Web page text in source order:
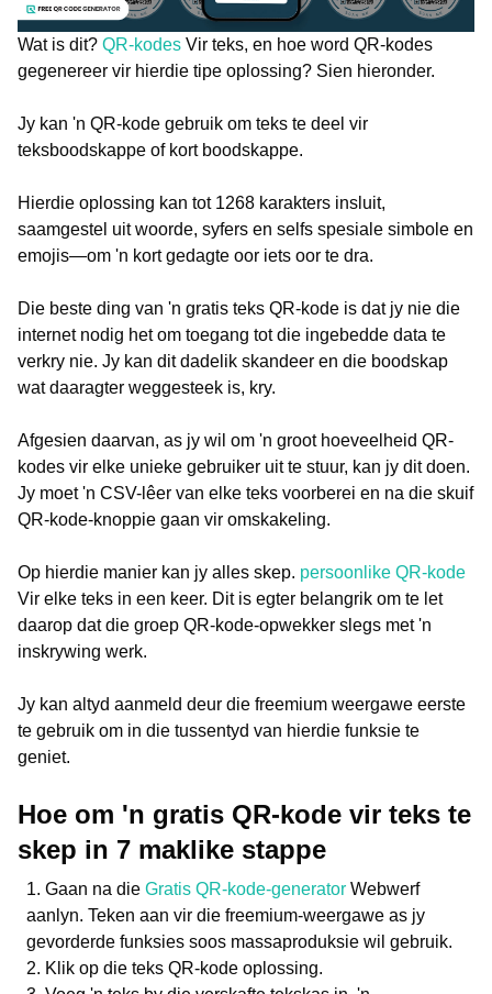
Wat is dit? QR-kodes Vir teks, en hoe word QR-kodes
gegenereer vir hierdie tipe oplossing? Sien hieronder.
Jy kan 'n QR-kode gebruik om teks te deel vir
teksboodskappe of kort boodskappe.
Hierdie oplossing kan tot 1268 karakters insluit,
saamgestel uit woorde, syfers en selfs spesiale simbole en
emojis—om 'n kort gedagte oor iets oor te dra.
Die beste ding van 'n gratis teks QR-kode is dat jy nie die
internet nodig het om toegang tot die ingebedde data te
verkry nie. Jy kan dit dadelik skandeer en die boodskap
wat daaragter weggesteek is, kry.
Afgesien daarvan, as jy wil om 'n groot hoeveelheid QR-
kodes vir elke unieke gebruiker uit te stuur, kan jy dit doen.
Jy moet 'n CSV-lêer van elke teks voorberei en na die skuif
QR-kode-knoppie gaan vir omskakeling.
Op hierdie manier kan jy alles skep. persoonlike QR-kode
Vir elke teks in een keer. Dit is egter belangrik om te let
daarop dat die groep QR-kode-opwekker slegs met 'n
inskrywing werk.
Jy kan altyd aanmeld deur die freemium weergawe eerste
te gebruik om in die tussentyd van hierdie funksie te
geniet.
Hoe om 'n gratis QR-kode vir teks te
skep in 7 maklike stappe
Gaan na die Gratis QR-kode-generator Webwerf
aanlyn. Teken aan vir die freemium-weergawe as jy
gevorderde funksies soos massaproduksie wil gebruik.
Klik op die teks QR-kode oplossing.